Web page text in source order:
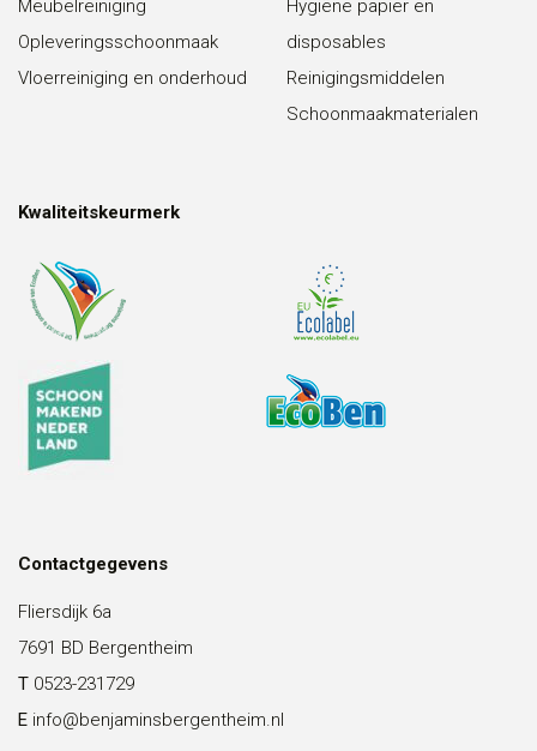
Meubelreiniging
Opleveringsschoonmaak
Vloerreiniging en onderhoud
Hygiëne papier en
disposables
Reinigingsmiddelen
Schoonmaakmaterialen
Kwaliteitskeurmerk
Contactgegevens
Fliersdijk 6a
7691 BD Bergentheim
T 0523-231729
E info@benjaminsbergentheim.nl